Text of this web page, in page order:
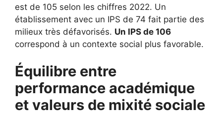
est de 105 selon les chiffres 2022. Un
établissement avec un IPS de 74 fait partie des
milieux très défavorisés. Un IPS de 106
correspond à un contexte social plus favorable.
Équilibre entre
performance académique
et valeurs de mixité sociale